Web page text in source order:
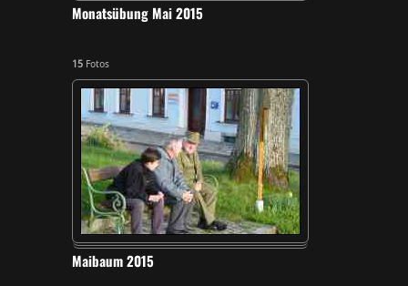
Monatsübung Mai 2015
15 Fotos
Maibaum 2015